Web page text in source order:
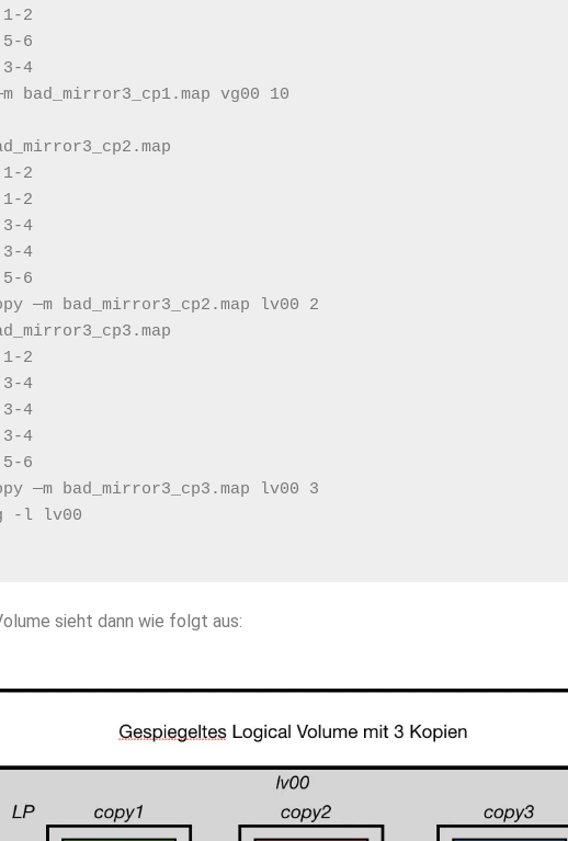
2
6
4
bad_mirror3_cp1.map vg00 10
2
2
4
4
6
—m bad_mirror3_cp2.map lv00 2
2
4
4
4
6
—m bad_mirror3_cp3.map lv00 3
-l lv00
sieht dann wie folgt aus: